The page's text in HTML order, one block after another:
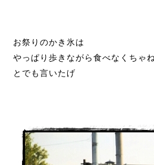
お祭りのかき氷は
やっぱり歩きながら食べなくちゃ
とでも言いたげ